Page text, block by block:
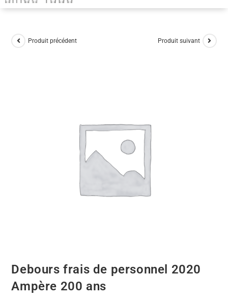
Produit précédent Produit suivant
Debours frais de personnel 2020
Ampère 200 ans